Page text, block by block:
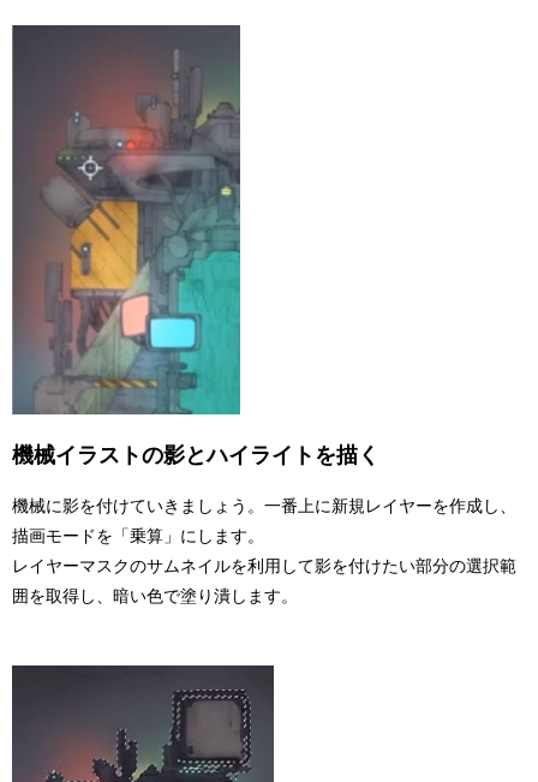
機械イラストの影とハイライトを描く
機械に影を付けていきましょう。一番上に新規レイヤーを作成し、
描画モードを「乗算」にします。
レイヤーマスクのサムネイルを利用して影を付けたい部分の選択範
囲を取得し、暗い色で塗り潰します。